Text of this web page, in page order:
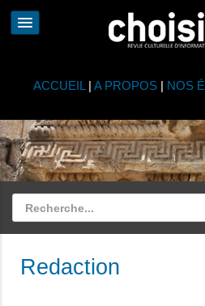
ACCUEIL | A PROPOS| NOS
Redaction